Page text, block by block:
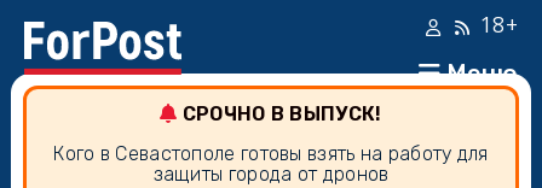
Меню
18+
СРОЧНО В ВЫПУСК!
Кого в Севастополе готовы взять на работу для
защиты города от дронов